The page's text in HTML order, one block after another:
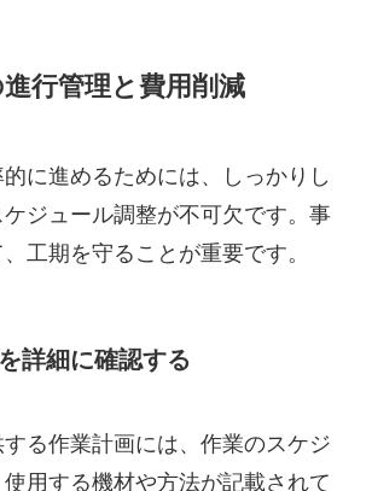
行管理と費用削減
に進めるためには、しっかりし
ジュール調整が不可欠です。事
工期を守ることが重要です。
詳細に確認する
る作業計画には、作業のスケジ
用する機材や方法が記載されて